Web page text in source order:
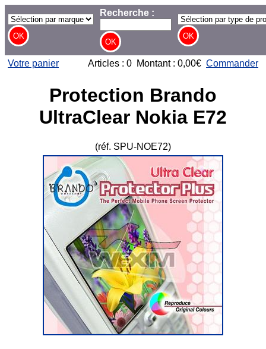
Recherche :
Votre panier Articles : 0 Montant : 0,00€ Commander
Protection Brando
UltraClear Nokia E72
(réf. SPU-NOE72)